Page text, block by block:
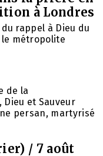
à Londres
rappel à Dieu du
métropolite
de la
et Sauveur
persan, martyrisé
/ 7 août